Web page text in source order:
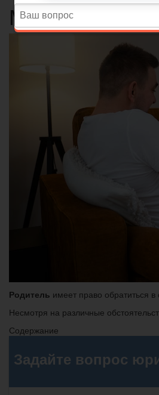
Может ли
Родитель имеет право обратиться
Несмотря на различные
Содержание